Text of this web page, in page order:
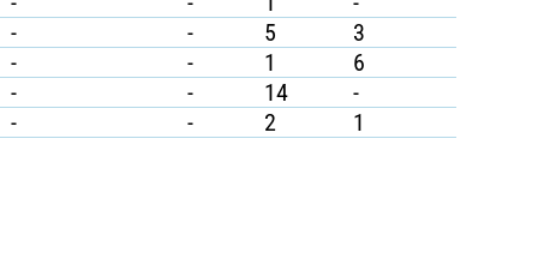
-
- 5
3
-
- 1
6
-
- 14
-
-
- 2 1